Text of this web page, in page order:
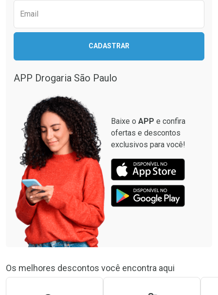
Email
CADASTRAR
APP Drogaria São Paulo
Baixe o APP e confira
ofertas e descontos
exclusivos para você!
Os melhores descontos você encontra aqui